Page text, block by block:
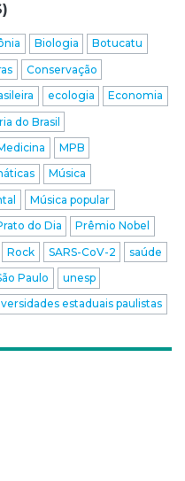
Biologia
Botucatu
Conservação
ecologia
Economia
do Brasil
MPB
Música
Música popular
do Dia
Prêmio Nobel
Rock SARS-CoV-2
saúde
Paulo
unesp
estaduais paulistas